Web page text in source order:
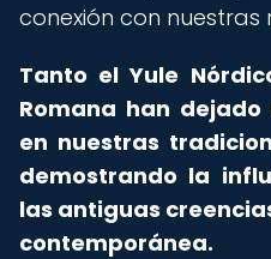
conexión con nuestras
Tanto el Yule
Romana han
en nuestras
demostrando la
las antiguas
contemporánea.